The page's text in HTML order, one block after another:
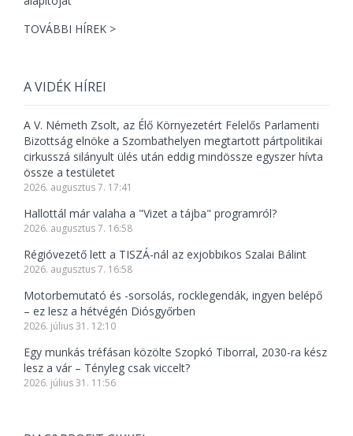
TOVÁBBI HÍREK >
A VIDÉK HÍREI
A V. Németh Zsolt, az Élő Környezetért Felelős Parlamenti
Bizottság elnöke a Szombathelyen megtartott pártpolitikai
cirkusszá silányult ülés után eddig mindössze egyszer hívta
össze a testületet
2026. augusztus 7. 17:41
Hallottál már valaha a "Vizet a tájba" programról?
2026. augusztus 7. 16:58
Régióvezető lett a TISZÁ-nál az exjobbikos Szalai Bálint
2026. augusztus 7. 16:58
Motorbemutató és -sorsolás, rocklegendák, ingyen belépő
– ez lesz a hétvégén Diósgyőrben
2026. július 31. 12:10
Egy munkás tréfásan közölte Szopkó Tiborral, 2030-ra kész
lesz a vár – Tényleg csak viccelt?
2026. július 31. 11:56